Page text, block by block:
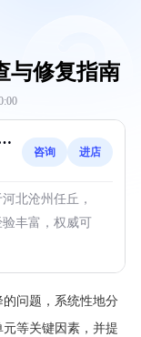
与修复指南
咨询 进店
北沧州任丘，
丰富，权威可
问题，系统性地分
等关键因素，并提